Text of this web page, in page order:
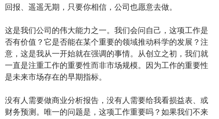
回报、遥遥无期，只要你相信，公司也愿意去做。
这是我们公司的伟大能力之一。我们会问自己，这项工作是
否有价值？它是否能在某个重要的领域推动科学的发展？注
意，这是我从一开始就在强调的事情。从创立之初，我们就
一直是注重工作的重要性而非市场规模。因为工作的重要性
是未来市场存在的早期指标。
没有人需要做商业分析报告，没有人需要给我看损益表、或
财务预测。唯一的问题是，这项工作重要吗？如果我们不来